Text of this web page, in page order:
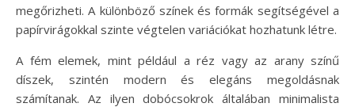
megőrizheti. A különböző színek és formák segítségével a
papírvirágokkal szinte végtelen variációkat hozhatunk létre.
A fém elemek, mint például a réz vagy az arany színű
díszek, szintén modern és elegáns megoldásnak
számítanak. Az ilyen dobócsokrok általában minimalista